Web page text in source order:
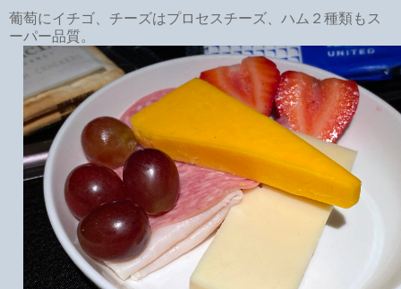
葡萄にイチゴ、チーズはプロセスチーズ、ハム２種類もス
ーパー品質。